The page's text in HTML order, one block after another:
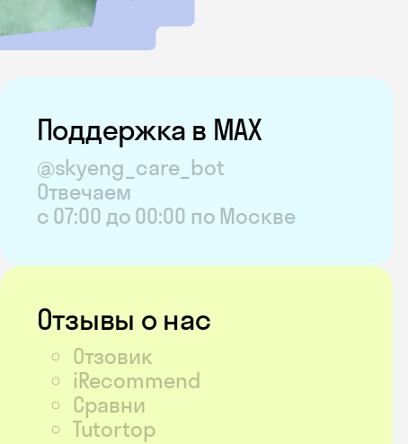
Поддержка в MAX
@skyeng_care_bot
Отвечаем
с 07:00 до 00:00 по Москве
Отзывы о нас
Отзовик
iRecommend
Сравни
Tutortop